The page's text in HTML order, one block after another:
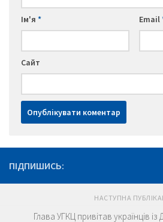
Ім'я * Email
Сайт
ПІДПИШИСЬ:
НАСТУПНА
Глава УГКЦ привітав українців